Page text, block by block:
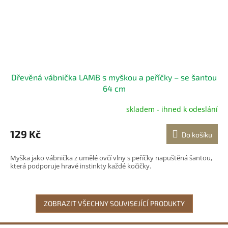
Dřevěná vábnička LAMB s myškou a peříčky – se šantou
64 cm
skladem - ihned k odeslání
129 Kč Do košíku
Myška jako vábnička z umělé ovčí vlny s peříčky napuštěná šantou,
která podporuje hravé instinkty každé kočičky.
ZOBRAZIT VŠECHNY SOUVISEJÍCÍ PRODUKTY